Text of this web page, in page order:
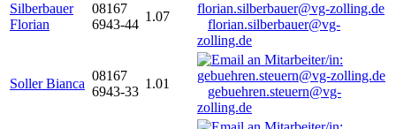
Silberbauer
Florian
08167
6943-44
1.07
florian.silberbauer@vg-
zolling.de
Soller Bianca
08167
6943-33
1.01
gebuehren.steuern@vg-
zolling.de